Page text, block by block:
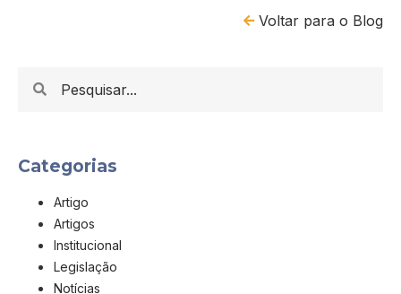
Voltar para o Blog
Categorias
Artigo
Artigos
Institucional
Legislação
Notícias